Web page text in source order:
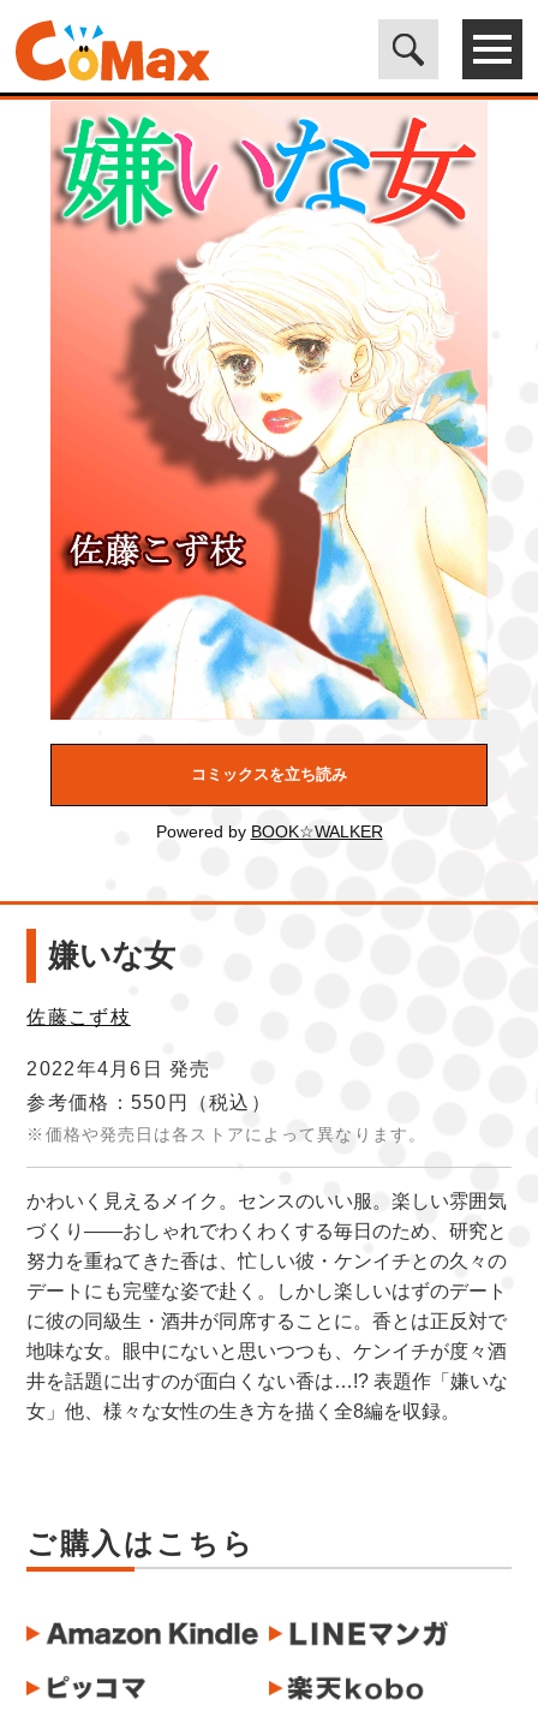
電子書籍マンガ CoMax(コマックス)公式サイト - 株式会社ICE>
LEGEND> 嫌いな女
コミックスを立ち読み
Powered by BOOK☆WALKER
嫌いな女
佐藤こず枝
2022年4月6日 発売
参考価格：550円
（税込）
※価格や発売日は各ストアによって異なります。
かわいく見えるメイク。センスのいい服。楽しい雰囲気
づくり――おしゃれでわくわくする毎日のため、研究と
努力を重ねてきた香は、忙しい彼・ケンイチとの久々の
デートにも完璧な姿で赴く。しかし楽しいはずのデート
に彼の同級生・酒井が同席することに。香とは正反対で
地味な女。眼中にないと思いつつも、ケンイチが度々酒
井を話題に出すのが面白くない香は…!? 表題作「嫌いな
女」他、様々な女性の生き方を描く全8編を収録。
ご購入はこちら